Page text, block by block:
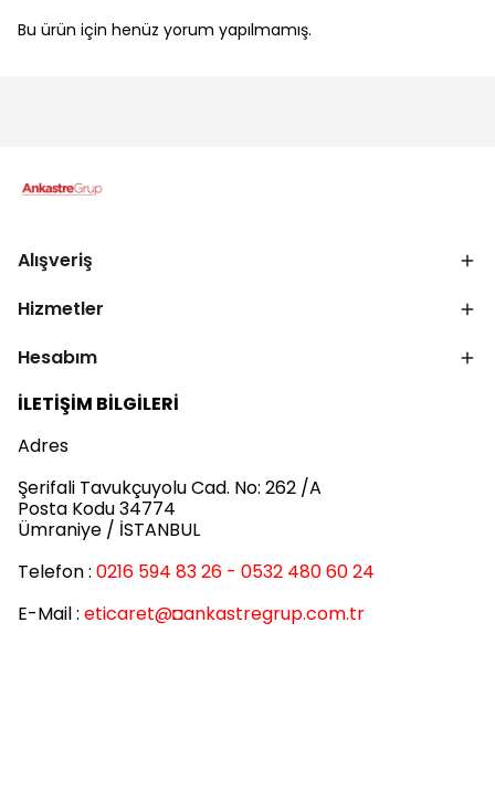
Bu ürün için henüz yorum yapılmamış.
Alışveriş
Hizmetler
Hesabım
İLETİŞİM BİLGİLERİ
Adres
Şerifali Tavukçuyolu Cad. No: 262 /A
Posta Kodu 34774
Ümraniye / İSTANBUL
Telefon : 0216 594 83 26 - 0532 480 60 24
E-Mail : eticaret@◘ankastregrup.com.tr